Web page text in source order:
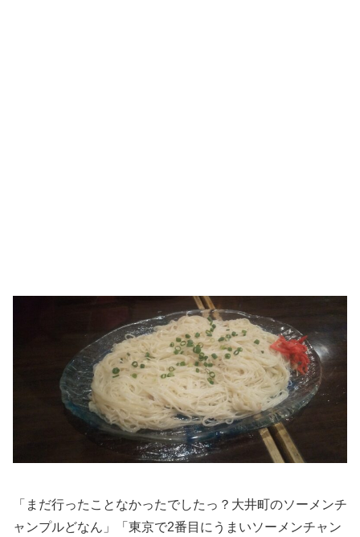
「まだ行ったことなかったでしたっ？大井町のソーメンチ
ャンプルどなん」「東京で2番目にうまいソーメンチャン